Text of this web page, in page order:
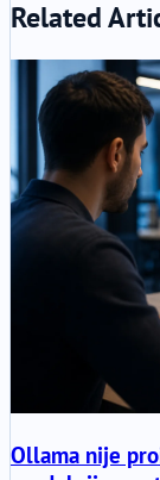
Related
Ollama nije